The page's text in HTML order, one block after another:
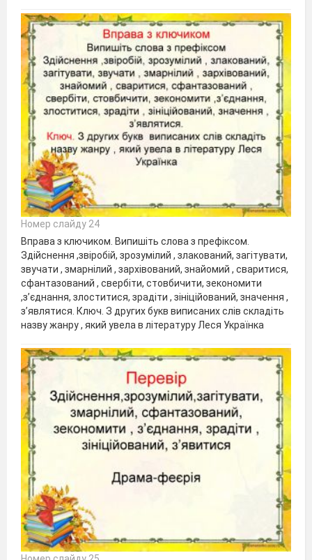
Номер слайду 24
Вправа з ключиком. Випишіть слова з префіксом.
Здійснення ,звіробій, зрозумілий , злакований, загітувати,
звучати , змарнілий , зархівований, знайомий , сваритися,
сфантазований , свербіти, стовбичити, зекономити
,з’єднання, злоститися, зрадіти , зініційований, значення ,
з’являтися. Ключ. З других букв виписаних слів складіть
назву жанру , який увела в літературу Леся Українка